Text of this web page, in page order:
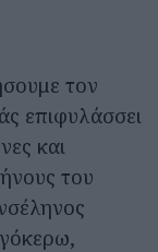
τον
επιφυλάσσει
και
του